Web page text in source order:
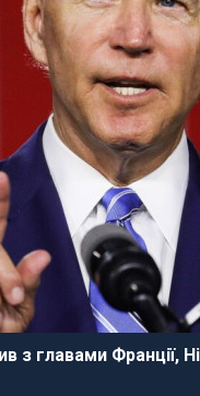
з главами Франції,